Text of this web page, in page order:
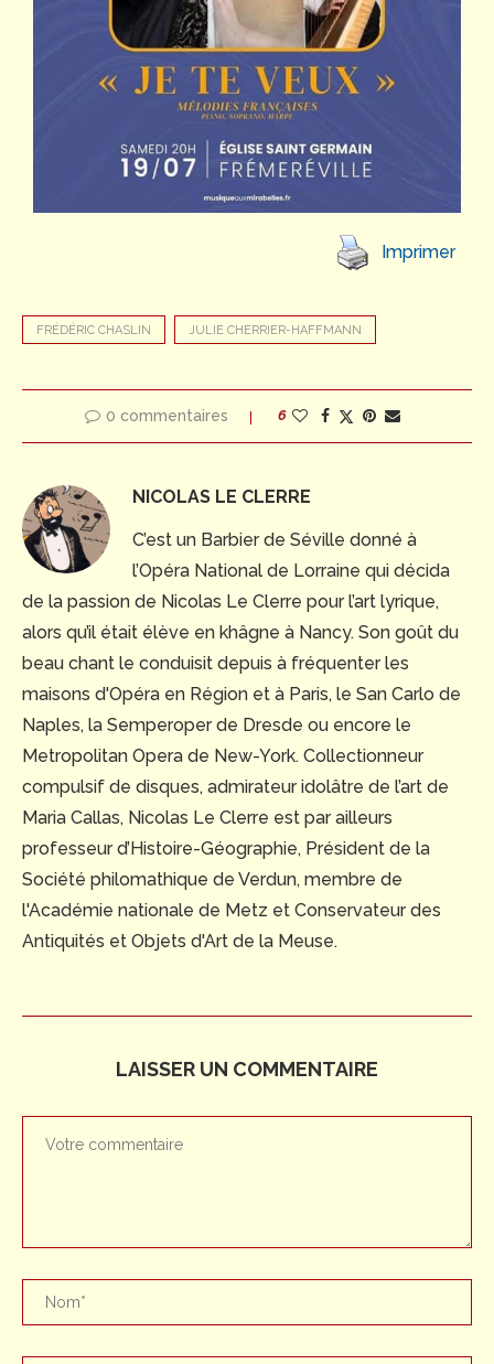
Imprimer
FRÉDÉRIC CHASLIN JULIE CHERRIER-HAFFMANN
0 commentaires 6
NICOLAS LE CLERRE
C’est un Barbier de Séville donné à
l’Opéra National de Lorraine qui décida
de la passion de Nicolas Le Clerre pour l’art lyrique,
alors qu’il était élève en khâgne à Nancy. Son goût du
beau chant le conduisit depuis à fréquenter les
maisons d'Opéra en Région et à Paris, le San Carlo de
Naples, la Semperoper de Dresde ou encore le
Metropolitan Opera de New-York. Collectionneur
compulsif de disques, admirateur idolâtre de l’art de
Maria Callas, Nicolas Le Clerre est par ailleurs
professeur d’Histoire-Géographie, Président de la
Société philomathique de Verdun, membre de
l'Académie nationale de Metz et Conservateur des
Antiquités et Objets d'Art de la Meuse.
LAISSER UN COMMENTAIRE